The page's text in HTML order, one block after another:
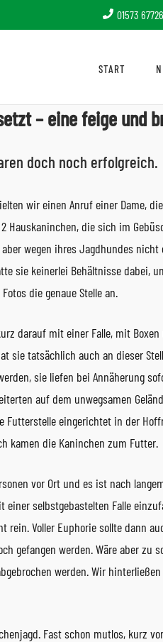
01573
START
– eine feige und
doch noch erfolgreich.
wir einen Anruf einer Dame,
Hauskaninchen, die sich im
wegen ihres Jagdhundes
sie keinerlei Behältnisse dabei,
die genaue Stelle an.
darauf mit einer Falle, mit
sie tatsächlich auch an dieser
sie liefen bei Annäherung
auf dem unwegsamen
Futterstelle eingerichtet in der
kamen die Kaninchen zum Futter.
vor Ort und es ist nach
selbstgebastelten Falle
rein. Voller Euphorie sollte dann
gefangen werden. Wäre aber zu
werden. Wir
Fast schon mutlos, kurz